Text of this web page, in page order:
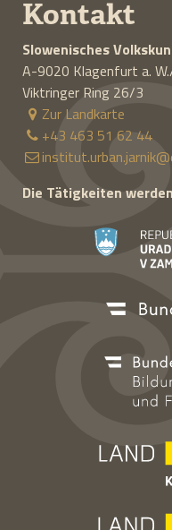
Kontakt
Slowenisches
A-9020 Klagenfurt a.
Viktringer Ring 26/3
Zur Landkarte
+43 463 51 62 44
Die Tätigkeiten